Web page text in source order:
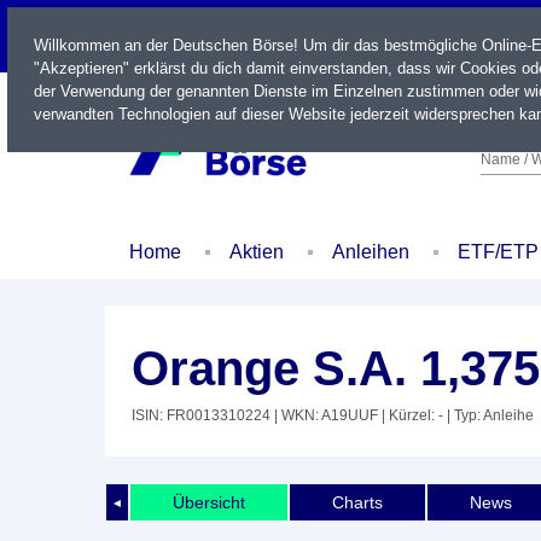
LIVE
Name /
Home Aktien Anleihen ETF/ETP
Orange S.A.
ISIN: FR0013310224 | WKN: A19UUF | Kürzel: - | Typ: Anleihe
◄ Übersicht Charts News
Willkommen an der Deutschen Börse! Um dir das bestmögliche
"Akzeptieren" erklärst du dich damit einverstanden, dass wir Cookies
der Verwendung der genannten Dienste im Einzelnen zustimmen oder
verwandten Technologien auf dieser Website jederzeit widersprechen